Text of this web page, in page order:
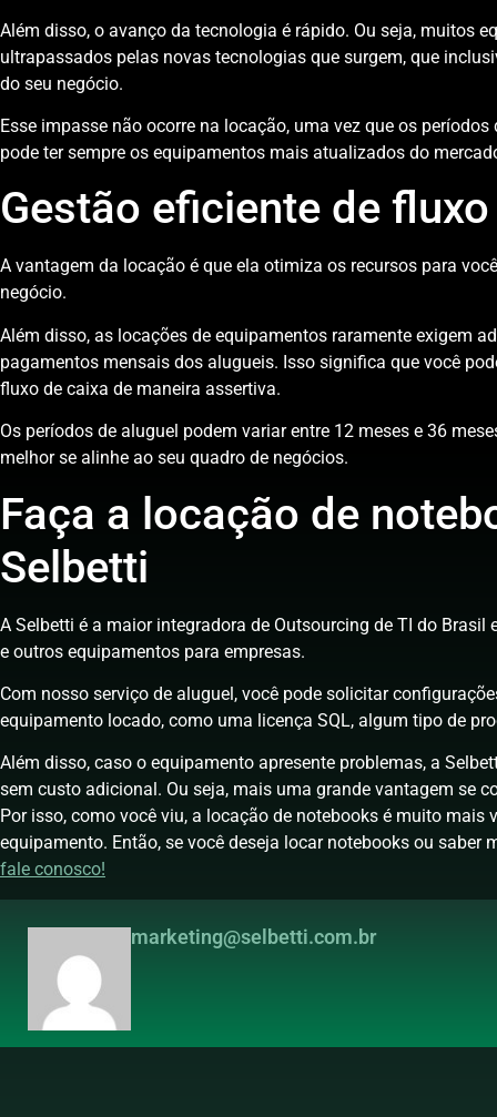
Além disso, o avanço da tecnologia é rápido. Ou seja, muitos
ultrapassados pelas novas tecnologias que surgem, que
do seu negócio.
Esse impasse não ocorre na locação, uma vez que os
pode ter sempre os equipamentos mais atualizados do
Gestão eficiente de
A vantagem da locação é que ela otimiza os recursos para
negócio.
Além disso, as locações de equipamentos raramente exigem
pagamentos mensais dos alugueis. Isso significa que você
fluxo de caixa de maneira assertiva.
Os períodos de aluguel podem variar entre 12 meses e 36
melhor se alinhe ao seu quadro de negócios.
Faça a locação de
Selbetti
A Selbetti é a maior integradora de Outsourcing de TI do Brasil
e outros equipamentos para empresas.
Com nosso serviço de aluguel, você pode solicitar
equipamento locado, como uma licença SQL, algum tipo de
Além disso, caso o equipamento apresente problemas, a
sem custo adicional. Ou seja, mais uma grande vantagem se
Por isso, como você viu, a locação de notebooks é muito
equipamento. Então, se você deseja locar notebooks ou saber
fale conosco!
marketing@selbetti.com.br